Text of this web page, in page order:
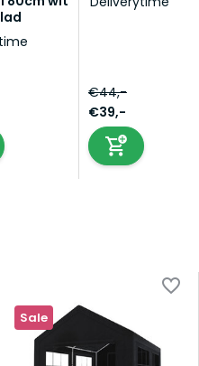
€44,-
€39,-
Sale